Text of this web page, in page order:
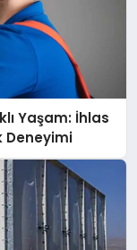
Yaşam: İhlas
Deneyimi